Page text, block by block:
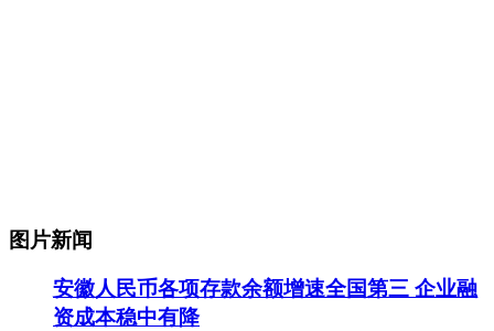
图片新闻
安徽人民币各项存款余额增速全国第三 企业融
资成本稳中有降